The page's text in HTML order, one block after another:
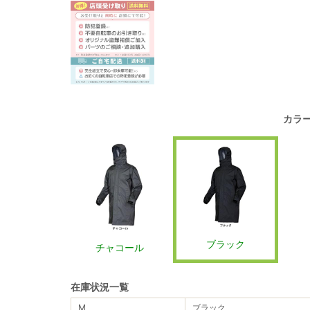
カラ
チャコール ブラック
在庫状況一覧
M ブラック